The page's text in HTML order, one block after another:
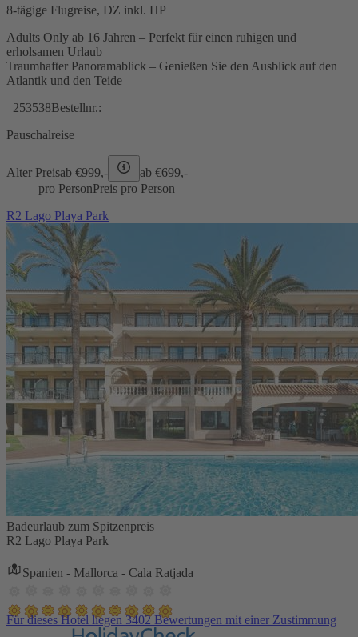
8-tägige Flugreise, DZ inkl. HP
Adults Only ab 16 Jahren – Perfekt für einen ruhigen und
erholsamen Urlaub
Traumhafter Panoramablick – Genießen Sie den Ausblick auf den
Atlantik und den Teide
253538Bestellnr.:
Pauschalreise
Alter Preisab €999,- ab €699,-
pro PersonPreis pro Person
R2 Lago Playa Park
Badeurlaub zum Spitzenpreis
R2 Lago Playa Park
Spanien - Mallorca - Cala Ratjada
Für dieses Hotel liegen 3402 Bewertungen mit einer Zustimmung